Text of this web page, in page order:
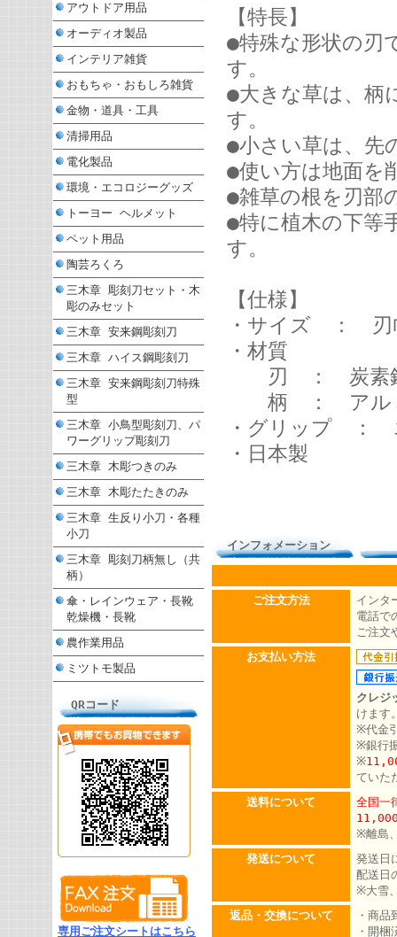
アウトドア用品
オーディオ製品
インテリア雑貨
おもちゃ・おもしろ雑貨
金物・道具・工具
清掃用品
電化製品
環境・エコロジーグッズ
トーヨー ヘルメット
ペット用品
陶芸ろくろ
三木章 彫刻刀セット・木
彫のみセット
三木章 安来鋼彫刻刀
三木章 ハイス鋼彫刻刀
三木章 安来鋼彫刻刀特殊
型
三木章 小鳥型彫刻刀、パ
ワーグリップ彫刻刀
三木章 木彫つきのみ
三木章 木彫たたきのみ
三木章 生反り小刀・各種
小刀
三木章 彫刻刀柄無し（共
柄）
傘・レインウェア・長靴
乾燥機・長靴
農作業用品
ミツトモ製品
QRコード
専用ご注文シートはこちら
【特長】
●特殊な形状の刃
す。
●大きな草は、柄
す。
●小さい草は、先
●使い方は地面を
●雑草の根を刃部
●特に植木の下等
す。
【仕様】
・サイズ ： 刃
・材質
刃 ： 炭素鋼
柄 ： アルミ
・グリップ ：
・日本製
インフォメーション
ご注文方法
インタ
電話で
ご注文
お支払い方法
クレジ
けます
※代金
※銀行
※
ていた
送料について
全国一
※離島
発送について
発送日
配送日
※大雪
返品・交換について
・商
・開